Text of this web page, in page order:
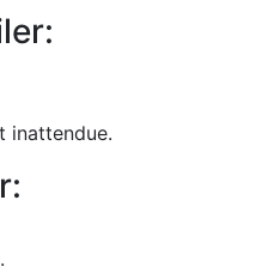
inattendue.